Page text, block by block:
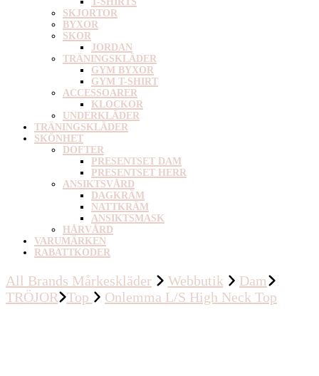
SKJORTOR
BYXOR
SKOR
JORDAN
TRÄNINGSKLÄDER
GYM BYXOR
GYM T-SHIRT
ACCESSOARER
KLOCKOR
UNDERKLÄDER
TRÄNINGSKLÄDER
SKÖNHET
DOFTER
PRESENTSET DAM
PRESENTSET HERR
ANSIKTSVÅRD
DAGKRÄM
NATTKRÄM
ANSIKTSMASK
HÅRVÅRD
VARUMÄRKEN
RABATTKODER
All Brands Mårkeskläder Webbutik
Dam
TRÖJOR Top Onlemma L/S High Neck Top